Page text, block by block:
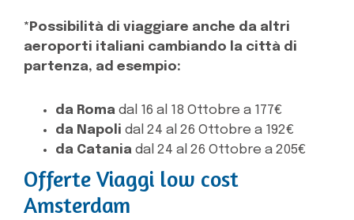
*Possibilità di viaggiare anche da altri
aeroporti italiani cambiando la città di
partenza, ad esempio:
da Roma dal 16 al 18 Ottobre a 177€
da Napoli dal 24 al 26 Ottobre a 192€
da Catania dal 24 al 26 Ottobre a 205€
Offerte Viaggi low cost
Amsterdam